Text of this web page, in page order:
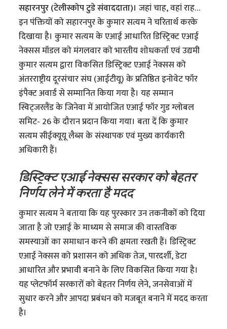
सहारनपुर (टेलीस्कोप टुडे संवाददाता)।जहां चाह, वहां राह…
इन पंक्तियों को सहारनपुर के कुमार सत्यम ने चरितार्थ करके
दिखाया है। कुमार सत्यम के एआई आधारित डिस्ट्रिक्ट एआई
नेक्सस मॉडल को मंगलवार को भारतीय शोधकर्ता एवं उद्यमी
कुमार सत्यम द्वारा विकसित डिस्ट्रिक्ट एआई नेक्सस को
अंतरराष्ट्रीय दूरसंचार संघ (आईटीयू) के प्रतिष्ठित इनोवेट फॉर
इंपैक्ट अवार्ड से सम्मानित किया गया है। यह सम्मान
स्विट्जरलैंड के जिनेवा में आयोजित एआई फॉर गुड ग्लोबल
समिट- 26 के दौरान प्रदान किया गया। बता दें कि कुमार
सत्यम सीईक्यूयू लैब्स के संस्थापक एवं मुख्य कार्यकारी
अधिकारी हैं।
डिस्ट्रिक्ट एआई नेक्सस सरकार को बेहतर
निर्णय लेने में करता है मदद
कुमार सत्यम ने बताया कि यह पुरस्कार उन तकनीकों को दिया
जाता है जो एआई के माध्यम से समाज की वास्तविक
समस्याओं का समाधान करने की क्षमता रखती हैं। डिस्ट्रिक्ट
एआई नेक्सस को प्रशासन को अधिक तेज, पारदर्शी, डेटा
आधारित और प्रभावी बनाने के लिए विकसित किया गया है।
यह प्लेटफॉर्म सरकारों को बेहतर निर्णय लेने, जनसेवाओं में
सुधार करने और आपदा प्रबंधन को मजबूत बनाने में मदद करता
है।